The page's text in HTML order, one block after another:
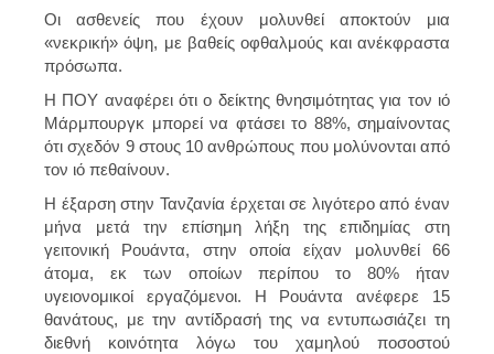
Οι ασθενείς που έχουν μολυνθεί αποκτούν μια
«νεκρική» όψη, με βαθείς οφθαλμούς και ανέκφραστα
πρόσωπα.
Η ΠΟΥ αναφέρει ότι ο δείκτης θνησιμότητας για τον ιό
Μάρμπουργκ μπορεί να φτάσει το 88%, σημαίνοντας
ότι σχεδόν 9 στους 10 ανθρώπους που μολύνονται από
τον ιό πεθαίνουν.
Η έξαρση στην Τανζανία έρχεται σε λιγότερο από έναν
μήνα μετά την επίσημη λήξη της επιδημίας στη
γειτονική Ρουάντα, στην οποία είχαν μολυνθεί 66
άτομα, εκ των οποίων περίπου το 80% ήταν
υγειονομικοί εργαζόμενοι. Η Ρουάντα ανέφερε 15
θανάτους, με την αντίδρασή της να εντυπωσιάζει τη
διεθνή κοινότητα λόγω του χαμηλού ποσοστού